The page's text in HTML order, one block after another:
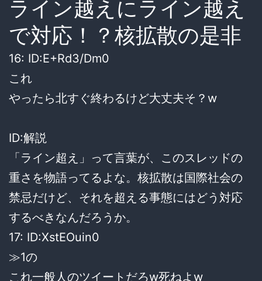
ライン越えにライン越え
で対応！？核拡散の是非
16: ID:E+Rd3/Dm0
これ
やったら北すぐ終わるけど大丈夫そ？w
ID:解説
「ライン超え」って言葉が、このスレッドの
重さを物語ってるよな。核拡散は国際社会の
禁忌だけど、それを超える事態にはどう対応
するべきなんだろうか。
17: ID:XstEOuin0
≫1の
これ一般人のツイートだろw死ねよw